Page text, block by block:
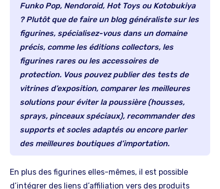
Funko Pop, Nendoroid, Hot Toys ou Kotobukiya
? Plutôt que de faire un blog généraliste sur les
figurines, spécialisez-vous dans un domaine
précis, comme les éditions collectors, les
figurines rares ou les accessoires de
protection. Vous pouvez publier des tests de
vitrines d’exposition, comparer les meilleures
solutions pour éviter la poussière (housses,
sprays, pinceaux spéciaux), recommander des
supports et socles adaptés ou encore parler
des meilleures boutiques d’importation.
En plus des figurines elles-mêmes, il est possible
d’intégrer des liens d’affiliation vers des produits